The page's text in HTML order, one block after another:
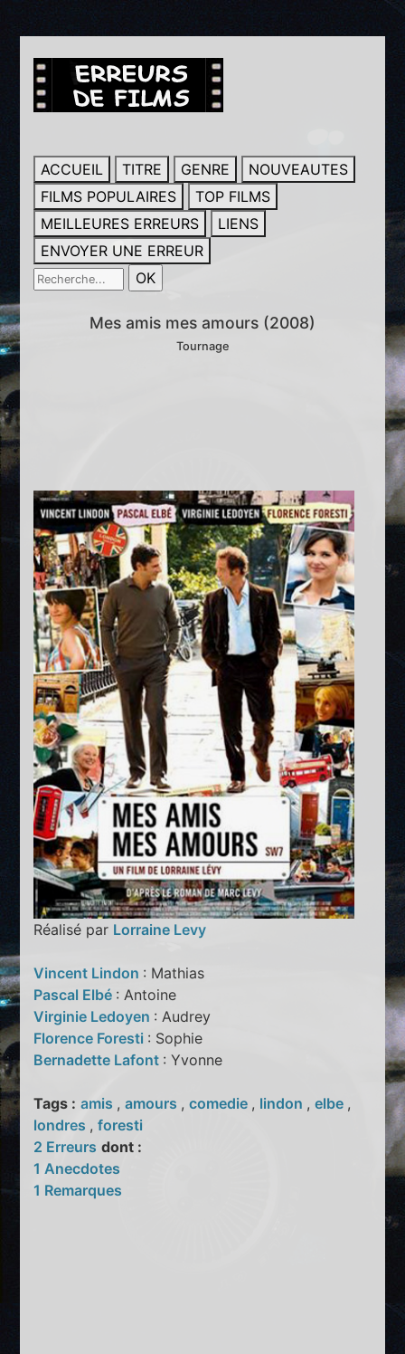
ACCUEIL TITRE GENRE
NOUVEAUTES
FILMS POPULAIRES
TOP FILMS
MEILLEURES ERREURS
LIENS
ENVOYER UNE ERREUR
Mes amis mes amours (2008)
Tournage
Réalisé par Lorraine Levy
Vincent Lindon : Mathias
Pascal Elbé : Antoine
Virginie Ledoyen : Audrey
Florence Foresti : Sophie
Bernadette Lafont : Yvonne
Tags : amis ,amours ,comedie , lindon ,elbe ,
londres ,foresti
2 Erreurs dont :
1 Anecdotes
1 Remarques